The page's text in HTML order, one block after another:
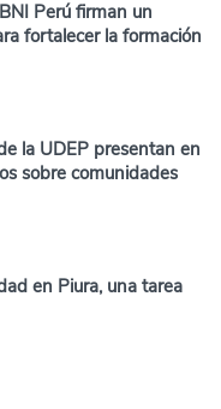
Perú firman un
fortalecer la formación
la UDEP presentan en
sobre comunidades
en Piura, una tarea